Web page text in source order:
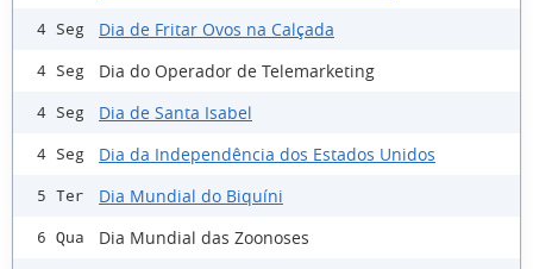
4 Seg Dia de Fritar Ovos na Calçada
4 Seg Dia do Operador de Telemarketing
4 Seg Dia de Santa Isabel
4 Seg Dia da Independência dos Estados Unidos
5 Ter Dia Mundial do Biquíni
6 Qua Dia Mundial das Zoonoses